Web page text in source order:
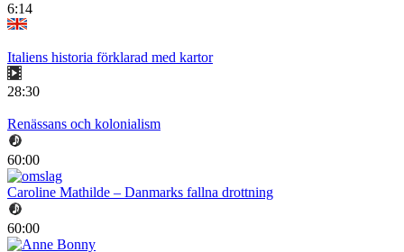
6:14
Italiens historia förklarad med kartor
28:30
Renässans och kolonialism
60:00
Caroline Mathilde – Danmarks fallna drottning
60:00